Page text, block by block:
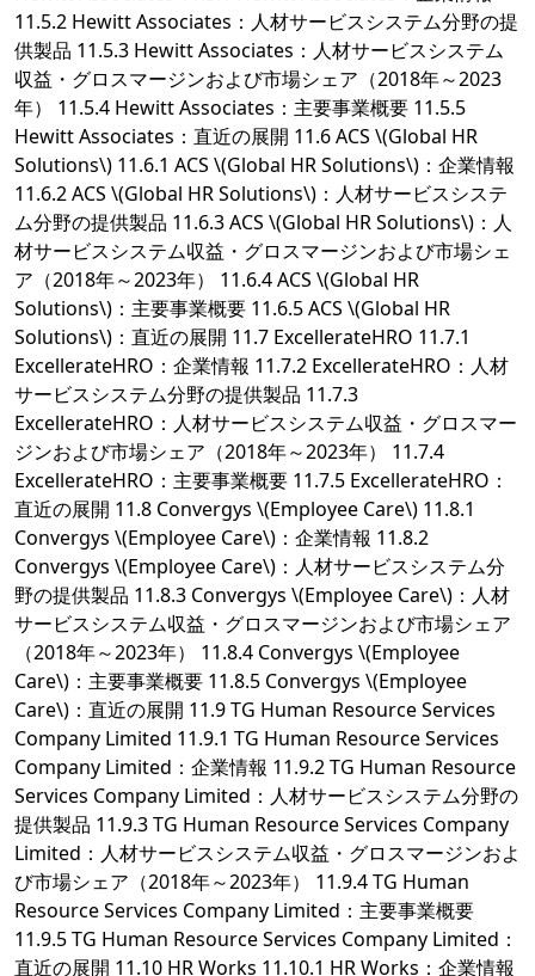
11.5.2 Hewitt Associates：人材サービスシステム分野の提
供製品 11.5.3 Hewitt Associates：人材サービスシステム
収益・グロスマージンおよび市場シェア（2018年～2023
年） 11.5.4 Hewitt Associates：主要事業概要 11.5.5
Hewitt Associates：直近の展開 11.6 ACS \(Global HR
Solutions\) 11.6.1 ACS \(Global HR Solutions\)：企業情報
11.6.2 ACS \(Global HR Solutions\)：人材サービスシステ
ム分野の提供製品 11.6.3 ACS \(Global HR Solutions\)：人
材サービスシステム収益・グロスマージンおよび市場シェ
ア（2018年～2023年） 11.6.4 ACS \(Global HR
Solutions\)：主要事業概要 11.6.5 ACS \(Global HR
Solutions\)：直近の展開 11.7 ExcellerateHRO 11.7.1
ExcellerateHRO：企業情報 11.7.2 ExcellerateHRO：人材
サービスシステム分野の提供製品 11.7.3
ExcellerateHRO：人材サービスシステム収益・グロスマー
ジンおよび市場シェア（2018年～2023年） 11.7.4
ExcellerateHRO：主要事業概要 11.7.5 ExcellerateHRO：
直近の展開 11.8 Convergys \(Employee Care\) 11.8.1
Convergys \(Employee Care\)：企業情報 11.8.2
Convergys \(Employee Care\)：人材サービスシステム分
野の提供製品 11.8.3 Convergys \(Employee Care\)：人材
サービスシステム収益・グロスマージンおよび市場シェア
（2018年～2023年） 11.8.4 Convergys \(Employee
Care\)：主要事業概要 11.8.5 Convergys \(Employee
Care\)：直近の展開 11.9 TG Human Resource Services
Company Limited 11.9.1 TG Human Resource Services
Company Limited：企業情報 11.9.2 TG Human Resource
Services Company Limited：人材サービスシステム分野の
提供製品 11.9.3 TG Human Resource Services Company
Limited：人材サービスシステム収益・グロスマージンおよ
び市場シェア（2018年～2023年） 11.9.4 TG Human
Resource Services Company Limited：主要事業概要
11.9.5 TG Human Resource Services Company Limited：
直近の展開 11.10 HR Works 11.10.1 HR Works：企業情報